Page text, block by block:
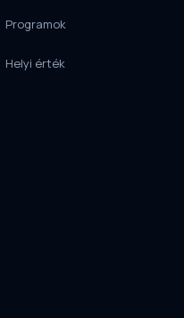
Programok
Helyi érték